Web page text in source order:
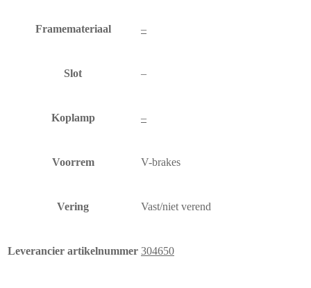
Framemateriaal –
Slot –
Koplamp –
Voorrem V-brakes
Vering Vast/niet verend
Leverancier artikelnummer 304650